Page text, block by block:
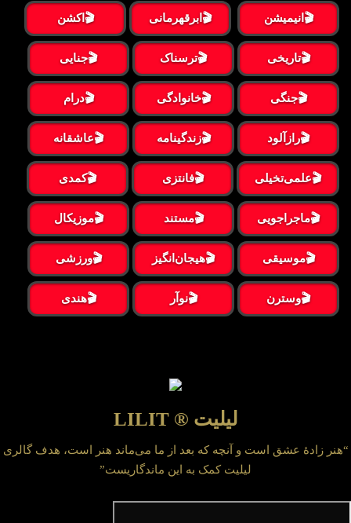
🎬انیمیشن 🎬ابرقهرمانی 🎬اکشن
🎬تاریخی 🎬ترسناک 🎬جنایی
🎬جنگی 🎬خانوادگی 🎬درام
🎬رازآلود 🎬زندگینامه 🎬عاشقانه
🎬علمی‌تخیلی 🎬فانتزی 🎬کمدی
🎬ماجراجویی 🎬مستند 🎬موزیکال
🎬موسیقی 🎬هیجان‌انگیز 🎬ورزشی
🎬وسترن 🎬نوآر 🎬هندی
لیلیت ® LILIT
“هنر زادهٔ عشق است و آنچه که بعد از ما می‌ماند هنر است، هدف گالری
لیلیت کمک به این ماندگاریست”